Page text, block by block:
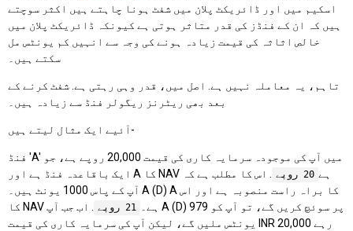
اسکیم میں اور ڈائریکٹ پلان میں شفٹ ہونا چاہتے ہیں اکثر سوچتے
ہیں کہ ان کے فنڈز کی قدر متاثر ہوتی ہے کیونکہ ڈائریکٹ پلان میں
خالص اثاثہ کی قیمت زیادہ ہونے کی وجہ سے انہیں کم یونٹس مل
سکتے ہیں۔
تاہم، یہ معاملہ نہیں ہے. اصل میں، قدر وہی رہتی ہے. شفٹ کرنے کے
بعد بھی ریٹرنز ریگولر فنڈ سے زیادہ ہیں۔
آئیے ایک مثال لیتے ہیں-
فنڈ 'A' میں آپ کی موجودہ سرمایہ کاری کی قیمت 20,000 روپے ہے، جو
ایک باقاعدہ فنڈ ہے اور A کا NAV ہے 20 روپے
. اس کا مطلب ہے کہ
آپ کے پاس 1000 یونٹ ہیں۔ A (D) A کا براہ راست منصوبہ ہے اور اس
کا NAV ہے۔ 21 روپے
. اب جب آپ A (D) پر سوئچ کریں گے، تو آپ کو 979
یونٹس ملیں گے، لیکن آپ کی سرمایہ کاری کی قیمت INR 20,000 رہے